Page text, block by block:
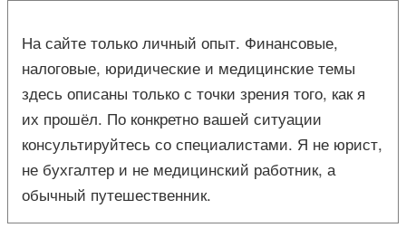
На сайте только личный опыт. Финансовые,
налоговые, юридические и медицинские темы
здесь описаны только с точки зрения того, как я
их прошёл. По конкретно вашей ситуации
консультируйтесь со специалистами. Я не юрист,
не бухгалтер и не медицинский работник, а
обычный путешественник.